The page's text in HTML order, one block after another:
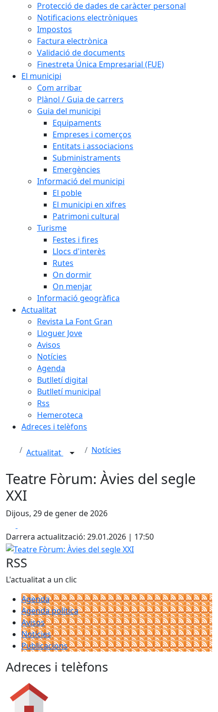
Protecció de dades de caràcter personal
Notificacions electròniques
Impostos
Factura electrònica
Validació de documents
Finestreta Única Empresarial (FUE)
El municipi
Com arribar
Plànol / Guia de carrers
Guia del municipi
Equipaments
Empreses i comerços
Entitats i associacions
Subministraments
Emergències
Informació del municipi
El poble
El municipi en xifres
Patrimoni cultural
Turisme
Festes i fires
Llocs d'interès
Rutes
On dormir
On menjar
Informació geogràfica
Actualitat
Revista La Font Gran
Lloguer Jove
Avisos
Notícies
Agenda
Butlletí digital
Butlletí municipal
Rss
Hemeroteca
Adreces i telèfons
Actualitat Notícies
Teatre Fòrum: Àvies del segle
XXI
Dijous, 29 de gener de 2026
Darrera actualització: 29.01.2026 | 17:50
Teatre Fòrum: Àvies del segle XXI
RSS
L'actualitat a un clic
Agenda
Agenda política
Avisos
Notícies
Publicacions
Adreces i telèfons